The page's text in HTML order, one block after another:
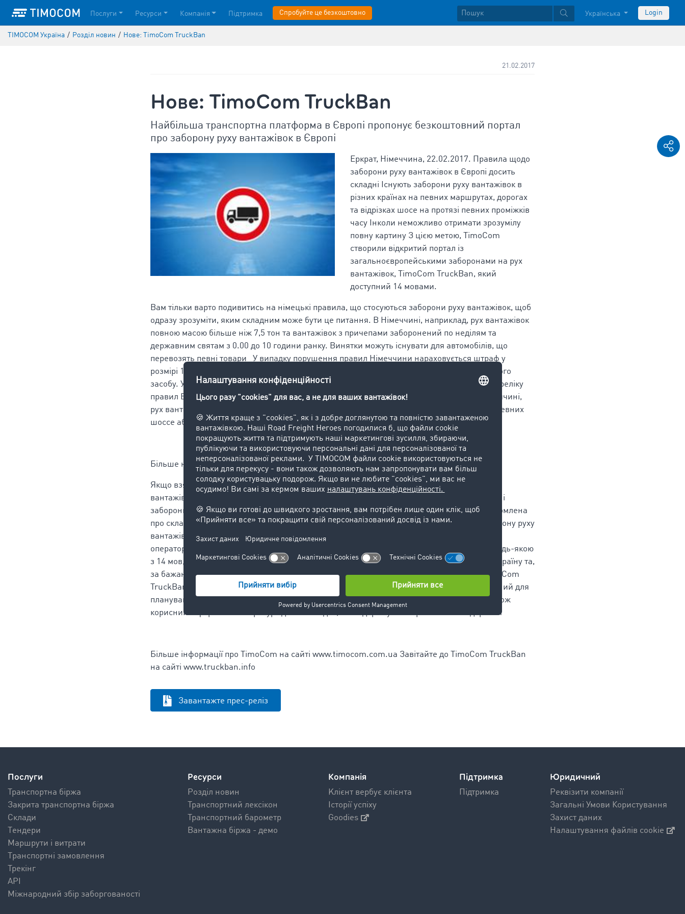
Послуги Ресурси Компанія Підтримка Спробуйте це безкоштовно Українська Login
TIMOCOM Україна / Pозділ новин / Hове: TimoCom TruckBan
21.02.2017
Hове: TimoCom TruckBan
Найбільша транспортна платформа в Європі пропонує безкоштовний портал
про заборону руху вантажівок в Європі
Еркрат, Німеччина, 22.02.2017. Правила щодо
заборони руху вантажівок в Європі досить
складні Існують заборони руху вантажівок в
різних країнах на певних маршрутах, дорогах
та відрізках шосе на протязі певних проміжків
часу Інколи неможливо отримати зрозумілу
повну картину З цією метою, TimoCom
створили відкритий портал із
загальноєвропейськими заборонами на рух
вантажівок, TimoCom TruckBan, який
доступний 14 мовами.
Вам тільки варто подивитись на німецькі правила, що стосуються заборони руху вантажівок, щоб
одразу зрозуміти, яким складним може бути це питання. В Німеччині, наприклад, рух вантажівок
повною масою більше ніж 7,5 тон та вантажівок з причепами заборонений по неділям та
державним святам з 0.00 до 10 години ранку. Винятки можуть існувати для автомобілів, що
перевозять певні товари У випадку порушення правил Німеччини нараховується штраф у
розмірі 120 євро. Таке порушення правила також може стосуватись власника транспортного
засобу. У такому випадку останній повинен заплатити штраф у розмірі 570 євро згідно переліку
правил Влітку, застосовуються інші правила, які можуть бути ще більш складними В Німеччині,
рух вантажівок повною масою більше 7,5 тон та вантажівок з причепом заборонений на певних
шоссе або федеральних трасах з 1 по 31 серпня з 7 ранку до 8 вечора
Більше не буде плутанини
Якщо взяти до уваги, що кожна країна Європи має свої власні правила на заборону руху
вантажівок, важко бути в курсі всіх правил Стає ще складніше, якшо врахувати міжнародні
заборони руху під час періоду відпусток Найбільша транспортна платформа Європи освідомлена
про складність цієї ситуації і саме з цієї причини запускає безкоштовний портал про заборону руху
вантажівок в Європі "TimoCom TruckBan" (www.truckban.info) Транспортні та логістичні
оператори матимуть змогу швидко отримати інформацію про заборону руху вантажівок будь-якою
з 14 мов, яка буде доступна у вихідні, влітку та у період відпусток Потрібно лише вказати країну та,
за бажанням, дату для чіткої та структурованої візуалізації відповідної заборони руху TimoCom
TruckBan особливо цікавий для планування та водіїв вантажівок Цей портал дуже корисний для
планування маршрутів та завдяки оптимізованому формату для мобільних телефонів, також
корисний інформативний ресурс для всіх водіїв, які подорожують європейськими дорогам
Більше інформації про TimoCom на сайті www.timocom.com.ua Завітайте до TimoCom TruckBan
на сайті www.truckban.info
Завантажте прес-реліз
Послуги
Транспортна біржа
Закрита транспортна біржа
Склади
Tендери
Mаршрути і витрати
Tранспортні замовлення
Трекінг
API
Міжнародний збір заборгованості
Ресурси
Pозділ новин
Транспортний лексікон
Транспортний барометр
Вантажна біржа - демо
Компанія
Kлієнт вербує клієнта
Історії успіху
Goodies
Підтримка
Підтримка
Юридичний
Реквізити компанії
Загальні Умови Користування
Захист даних
Налаштування файлів cookie